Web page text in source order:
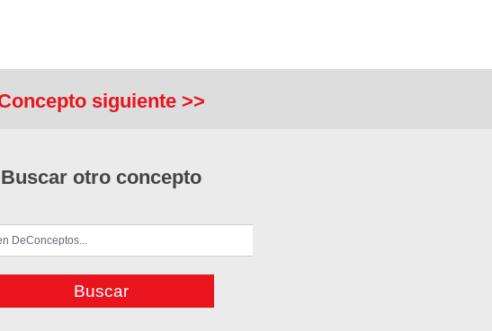
siguiente >>
Buscar otro concepto